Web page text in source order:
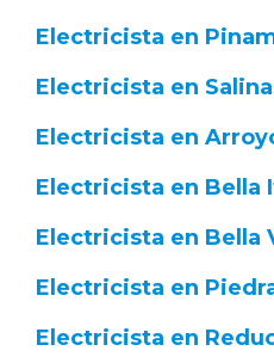
Electricista en
Electricista en
Electricista en
Electricista en Bella
Electricista en Bella
Electricista en
Electricista en